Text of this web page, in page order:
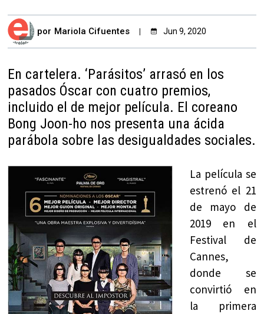
por Mariola Cifuentes Jun 9, 2020
En cartelera. ‘Parásitos’ arrasó en los
pasados Óscar con cuatro premios,
incluido el de mejor película. El coreano
Bong Joon-ho nos presenta una ácida
parábola sobre las desigualdades sociales.
La película se
estrenó el 21
de mayo de
2019 en el
Festival de
Cannes,
donde se
convirtió en
la primera